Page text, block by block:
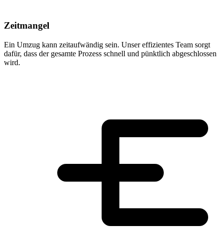
Zeitmangel
Ein Umzug kann zeitaufwändig sein. Unser effizientes Team sorgt
dafür, dass der gesamte Prozess schnell und pünktlich abgeschlossen
wird.